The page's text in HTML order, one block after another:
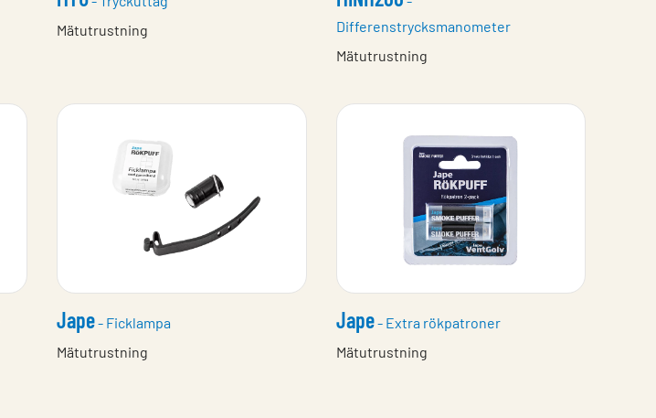
Mätutrustning
Differenstrycksmanometer
Mätutrustning
Jape- Ficklampa
Mätutrustning
Jape- Extra rökpatroner
Mätutrustning